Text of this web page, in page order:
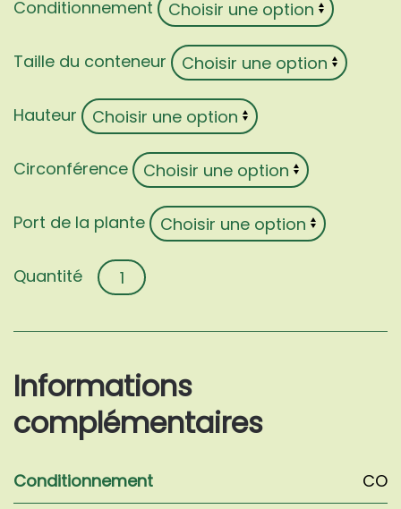
Conditionnement
Taille du conteneur
Hauteur
Circonférence
Port de la plante
quantité
de
fraseri
'Angustifolia'
Informations
complémentaires
Conditionnement CO